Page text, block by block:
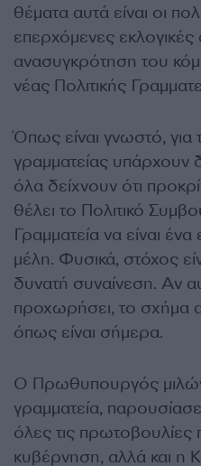
θέματα αυτά είναι οι
επερχόμενες εκλογικές
ανασυγκρότηση του
νέας Πολιτικής
Όπως είναι γνωστό, για
γραμματείας
όλα δείχνουν ότι
θέλει το Πολιτικό
Γραμματεία να είναι
μέλη. Φυσικά, στόχος
δυνατή συναίνεση. Αν
προχωρήσει, το σχήμα
όπως είναι σήμερα.
Ο Πρωθυπουργός
γραμματεία,
όλες τις πρωτοβουλίες
κυβέρνηση, αλλά και η